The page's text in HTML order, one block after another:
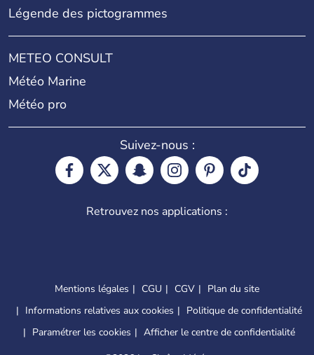
Légende des pictogrammes
METEO CONSULT
Météo Marine
Météo pro
Suivez-nous :
Retrouvez nos applications :
Mentions légales CGU CGV
Plan du site
Informations relatives aux cookies
Politique de confidentialité
Paramétrer les cookies
Afficher le centre de confidentialité